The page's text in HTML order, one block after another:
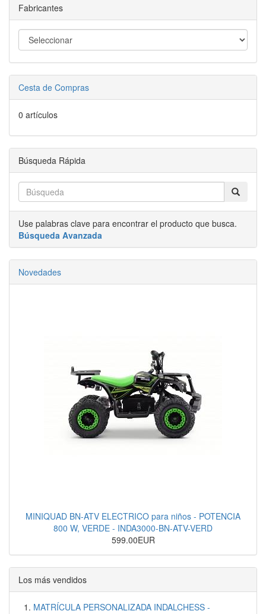
Fabricantes
Cesta de Compras
0 artículos
Búsqueda Rápida
Use palabras clave para encontrar el producto que busca.
Búsqueda Avanzada
Novedades
MINIQUAD BN-ATV ELECTRICO para niños - POTENCIA
800 W, VERDE - INDA3000-BN-ATV-VERD
599.00EUR
Los más vendidos
MATRÍCULA PERSONALIZADA INDALCHESS -